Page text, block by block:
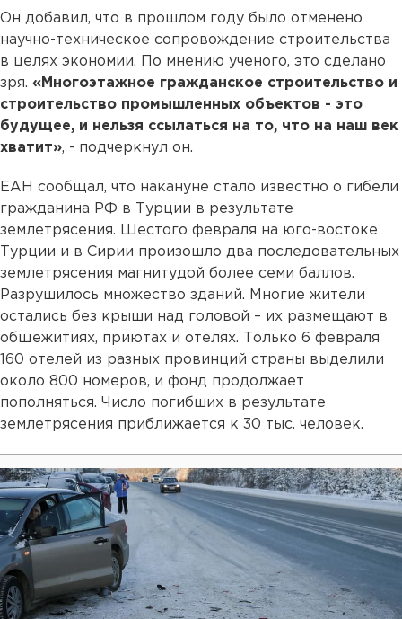
Он добавил, что в прошлом году было отменено
научно-техническое сопровождение строительства
в целях экономии. По мнению ученого, это сделано
зря. «Многоэтажное гражданское строительство и
строительство промышленных объектов - это
будущее, и нельзя ссылаться на то, что на наш век
хватит», - подчеркнул он.
ЕАН сообщал, что накануне стало известно о гибели
гражданина РФ в Турции в результате
землетрясения. Шестого февраля на юго-востоке
Турции и в Сирии произошло два последовательных
землетрясения магнитудой более семи баллов.
Разрушилось множество зданий. Многие жители
остались без крыши над головой – их размещают в
общежитиях, приютах и отелях. Только 6 февраля
160 отелей из разных провинций страны выделили
около 800 номеров, и фонд продолжает
пополняться. Число погибших в результате
землетрясения приближается к 30 тыс. человек.